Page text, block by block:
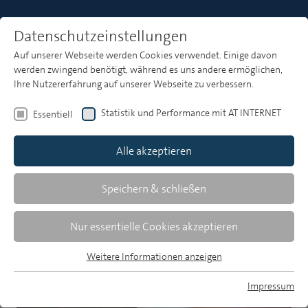
Künstliche Intelligenz
Auf dieser Seite finden Sie Beiträge, die sich mit
Medienkontext auseinandersetzen.
Aktuelles zum Thema Künstliche
Intelligenz
Datenschutzeinstellungen
Auf unserer Webseite werden Cookies verwendet. Einige davon
werden zwingend benötigt, während es uns andere ermöglichen,
Ihre Nutzererfahrung auf unserer Webseite zu verbessern.
Essentiell Statistik und Performance mit AT INTERNET
Alle akzeptieren
Speichern & schließen
Nur essentielle Cookies akzeptieren
Essentielle Cookies werden für grundlegende Funktionen der
Weitere Informationen anzeigen
Impressum